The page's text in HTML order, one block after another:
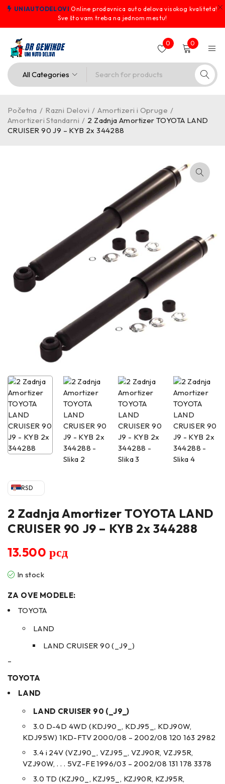
UNIAUTODELOVI Online prodavnica auto delova visokog kvaliteta!
Sve što vam treba na jednom mestu!
0 0
Početna / Razni Delovi / Amortizeri i Opruge /
Amortizeri Standarni / 2 Zadnja Amortizer TOYOTA LAND
CRUISER 90 J9 – KYB 2x 344288
RSD
2 Zadnja Amortizer TOYOTA LAND
CRUISER 90 J9 – KYB 2x 344288
13.500рсд
In stock
ZA OVE MODELE:
TOYOTA
LAND
LAND CRUISER 90 (_J9_)
–
TOYOTA
LAND
LAND CRUISER 90 (_J9_)
3.0 D-4D 4WD (KDJ90_, KDJ95_, KDJ90W,
KDJ95W) 1KD-FTV 2000/08 – 2002/08 120 163 2982
3.4 i 24V (VZJ90_, VZJ95_, VZJ90R, VZJ95R,
VZJ90W, . . . 5VZ-FE 1996/03 – 2002/08 131 178 3378
3.0 TD (KZJ90_, KZJ95_, KZJ90R, KZJ95R,